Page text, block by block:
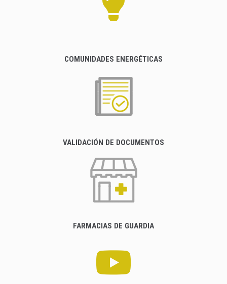
COMUNIDADES ENERGÉTICAS
VALIDACIÓN DE DOCUMENTOS
FARMACIAS DE GUARDIA